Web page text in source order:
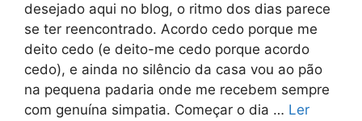
desejado aqui no blog, o ritmo dos dias parece
se ter reencontrado. Acordo cedo porque me
deito cedo (e deito-me cedo porque acordo
cedo), e ainda no silêncio da casa vou ao pão
na pequena padaria onde me recebem sempre
com genuína simpatia. Começar o dia … Ler